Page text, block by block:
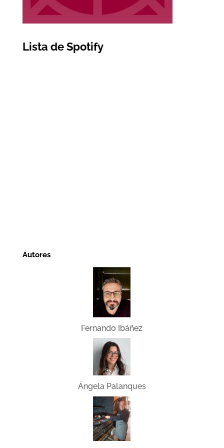
Lista de Spotify
Autores
Fernando Ibáñez
Ángela Palanques